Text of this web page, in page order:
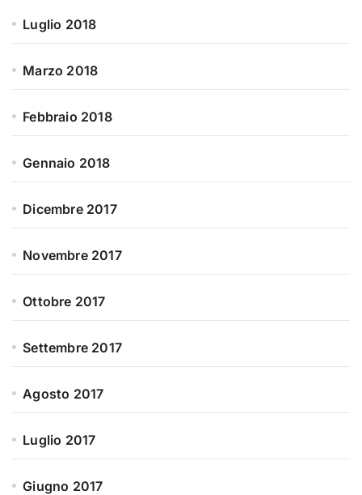
Luglio 2018
Marzo 2018
Febbraio 2018
Gennaio 2018
Dicembre 2017
Novembre 2017
Ottobre 2017
Settembre 2017
Agosto 2017
Luglio 2017
Giugno 2017